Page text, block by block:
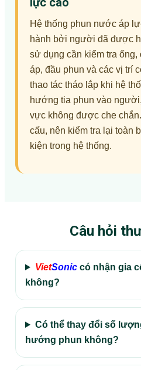
Hệ thống phun nước áp
hành bởi người đã được
sử dụng cần kiểm tra ống,
áp, đầu phun và các vị trí
thao tác tháo lắp khi hệ
hướng tia phun vào
vực không được che
cấu, nên kiểm tra lại toàn
kiện trong hệ thống.
Câu hỏi
VietSoniccó nhận gia
không?
Có thể thay đổi số
hướng phun không?